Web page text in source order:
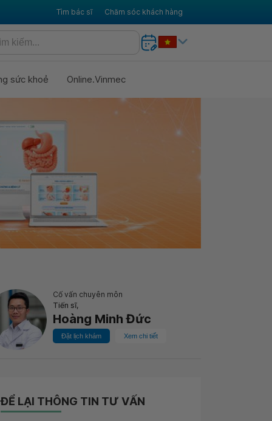
Tìm bác sĩ Chăm sóc khách hàng
sức khoẻ Online.Vinmec
Cố vấn chuyên môn
Tiến sĩ,
Hoàng Minh Đức
Đặt lịch khám Xem chi tiết
ĐỂ LẠI THÔNG TIN TƯ VẤN